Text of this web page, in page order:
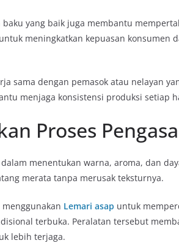
yang baik juga membantu
meningkatkan kepuasan konsumen
sama dengan pemasok atau nelayan
menjaga konsistensi produksi setiap
Proses
menentukan warna, aroma, dan
merata tanpa merusak teksturnya.
Lemari asap untuk
terbuka. Peralatan tersebut
lebih terjaga.